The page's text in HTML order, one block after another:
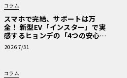
コラム
スマホで完結、サポートは万
全！ 新型EV「インスター」で実
感するヒョンデの「4つの安心」
【第1回・ヒョンデ6つの疑問：
Why? Hyundai?】〈PR〉
2026 7/31
コラム